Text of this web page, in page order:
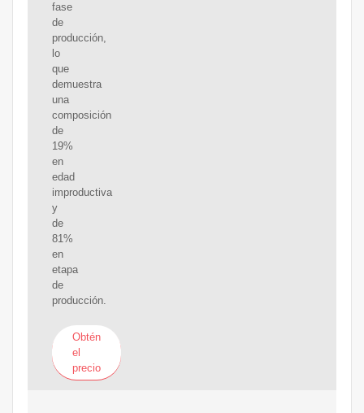
fase
de
producción,
lo
que
demuestra
una
composición
de
19%
en
edad
improductiva
y
de
81%
en
etapa
de
producción.
Obtén
el
precio